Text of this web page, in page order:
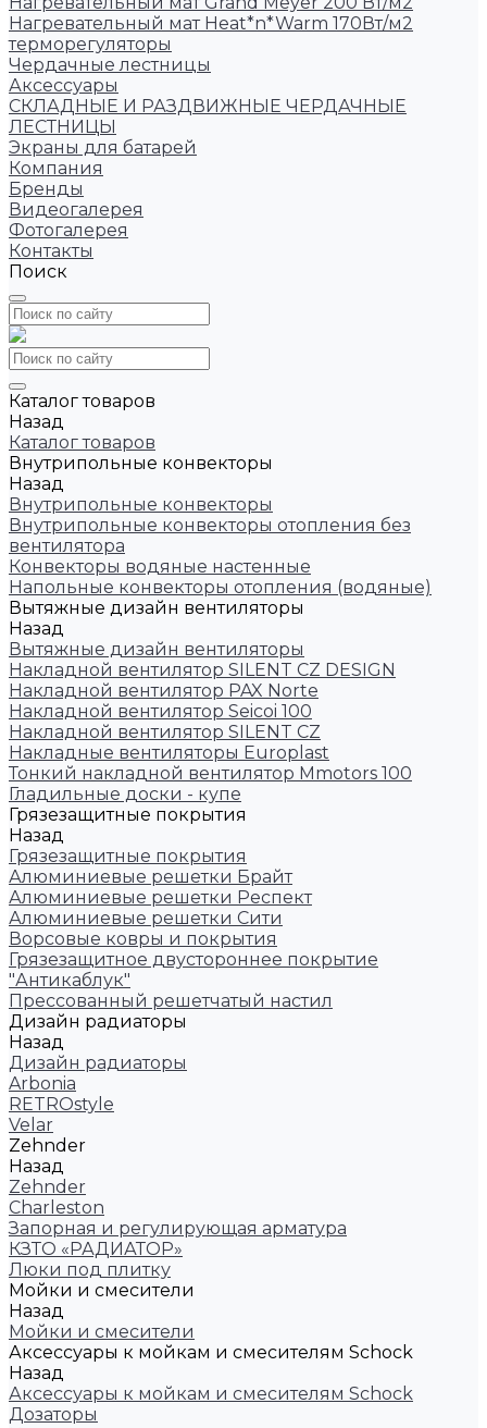
Нагревательный мат Heat*n*Warm 170Вт/м2
терморегуляторы
Чердачные лестницы
Аксессуары
СКЛАДНЫЕ И РАЗДВИЖНЫЕ ЧЕРДАЧНЫЕ
ЛЕСТНИЦЫ
Экраны для батарей
Компания
Бренды
Видеогалерея
Фотогалерея
Контакты
Поиск
Каталог товаров
Назад
Каталог товаров
Внутрипольные конвекторы
Назад
Внутрипольные конвекторы
Внутрипольные конвекторы отопления без
вентилятора
Конвекторы водяные настенные
Напольные конвекторы отопления (водяные)
Вытяжные дизайн вентиляторы
Назад
Вытяжные дизайн вентиляторы
Накладной вентилятор SILENT CZ DESIGN
Накладной вентилятор PAX Norte
Накладной вентилятор Seicoi 100
Накладной вентилятор SILENT CZ
Накладные вентиляторы Europlast
Тонкий накладной вентилятор Mmotors 100
Гладильные доски - купе
Грязезащитные покрытия
Назад
Грязезащитные покрытия
Алюминиевые решетки Брайт
Алюминиевые решетки Респект
Алюминиевые решетки Сити
Ворсовые ковры и покрытия
Грязезащитное двустороннее покрытие
"Антикаблук"
Прессованный решетчатый настил
Дизайн радиаторы
Назад
Дизайн радиаторы
Arbonia
RETROstyle
Velar
Zehnder
Назад
Zehnder
Charleston
Запорная и регулирующая арматура
КЗТО «РАДИАТОР»
Люки под плитку
Мойки и смесители
Назад
Мойки и смесители
Аксессуары к мойкам и смесителям Schock
Назад
Аксессуары к мойкам и смесителям Schock
Дозаторы